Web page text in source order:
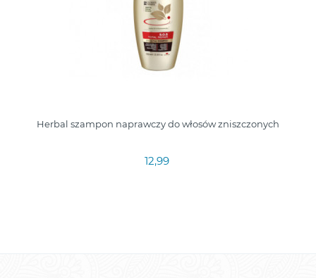
Herbal szampon naprawczy do włosów zniszczonych
12,99